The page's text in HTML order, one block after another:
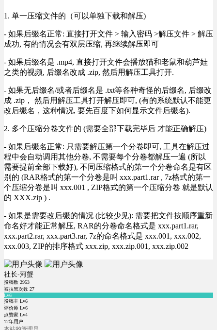
1. 单一压缩文件的（可以单独下载和解压)
- 如果后缀名正常: 直接打开文件 > 输入密码 >解压文件 > 解压
成功, 有的情况会有双层压缩, 再继续解压即可
- 如果后缀名是 .mp4, 直接打开文件会播放猫和老鼠和葫芦娃
之类的视频, 后缀名改成 .zip, 然后用解压工具打开.
- 如果无后缀名/或者后缀名是 .txt等各种奇怪的后缀名, 后缀改
成 .zip， 然后用解压工具打开解压即可, (有的系统默认不能更
改后缀名，这种情况, 要先百度下如何显示文件后缀名).
2. 多个压缩分卷文件的 (需要全部下载完毕后 才能正确解压)
- 如果后缀名正常: 只需要解压第一个分卷即可, 工具在解压过
程中会自动调用其他分卷, 不需要每个分卷都解压一遍 (所以
需要提前全部下载好), 不同压缩格式的第一个分卷命名是有区
别的 (RAR格式的第一个分卷是叫 xxx.part1.rar , 7z格式的第一
个压缩分卷是叫 xxx.001 , ZIP格式的第一个压缩分卷 就是默认
的 XXX.zip ) .
- 如果是需要改后缀的情况 (比较少见): 需要把文件按顺序重新
命名好才能正常解压, RAR的分卷命名格式是 xxx.part1.rar,
xxx.part2.rar, xxx.part3.rar, 7z的命名格式是 xxx.001, xxx.002,
xxx.003, ZIP的排序格式 xxx.zip, xxx.zip.001, xxx.zip.002
社长-河蟹
投稿数 2953
被拉黑次数 27
Lv6
投稿主 Lv6
评价师 Lv6
点赞家 Lv4
12年用户